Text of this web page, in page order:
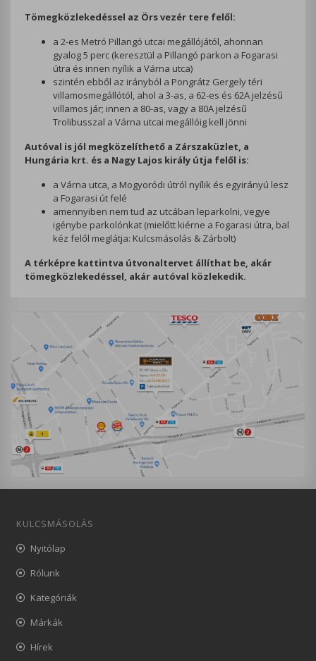
Tömegközlekedéssel az Örs vezér tere felől:
a 2-es Metró Pillangó utcai megállójától, ahonnan
gyalog 5 perc (keresztül a Pillangó parkon a Fogarasi
útra és innen nyílik a Várna utca)
szintén ebből az irányból a Pongrátz Gergely téri
villamosmegállótól, ahol a 3-as, a 62-es és 62A jelzésű
villamos jár; innen a 80-as, vagy a 80A jelzésű
Trolibusszal a Várna utcai megállóig kell jönni
Autóval is jól megközelíthető a Zárszaküzlet, a
Hungária krt. és a Nagy Lajos király útja felől is:
a Várna utca, a Mogyoródi útról nyílik és egyirányú lesz
a Fogarasi út felé
amennyiben nem tud az utcában leparkolni, vegye
igénybe parkolónkat (mielőtt kiérne a Fogarasi útra, bal
kéz felől meglátja: Kulcsmásolás & Zárbolt)
A térképre kattintva útvonaltervet állíthat be, akár
tömegközlekedéssel, akár autóval közlekedik.
KULCSMÁSOLÁS
Nyitólap
Rólunk
Kategóriák
Márkák
Hírek